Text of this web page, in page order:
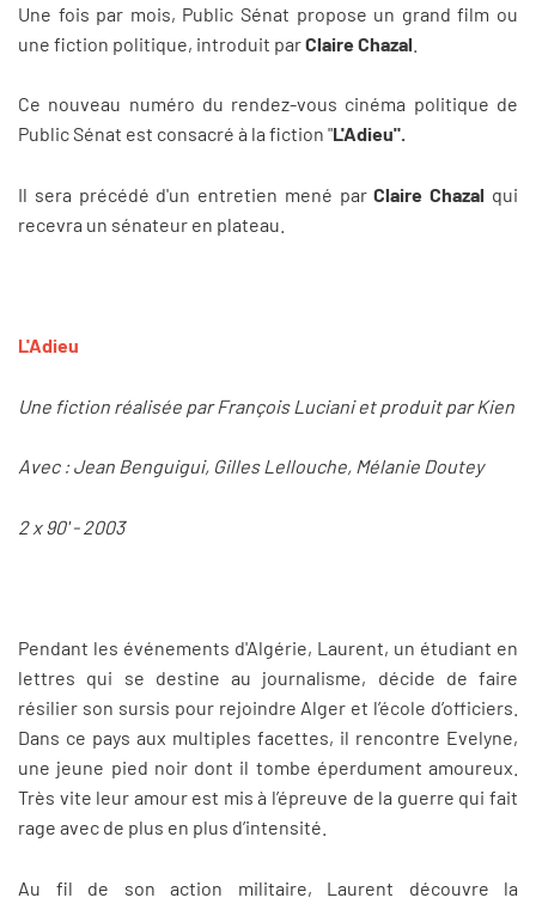
Une fois par mois, Public Sénat propose un grand film ou
une fiction politique, introduit parClaire Chazal
Ce nouveau numéro du rendez-vous cinéma politique de
Public Sénat est consacré à la fiction "L'Adieu".
Il sera précédé d'un entretien mené parClaire Chazal qui
recevra un sénateur en plateau.
L'Adieu
Une fiction réalisée par François Luciani et produit par Kien
Avec : Jean Benguigui, Gilles Lellouche, Mélanie Doutey
2 x 90' - 2003
Pendant les événements d'Algérie, Laurent, un étudiant en
lettres qui se destine au journalisme, décide de faire
résilier son sursis pour rejoindre Alger et l’école d’officiers.
Dans ce pays aux multiples facettes, il rencontre Evelyne,
une jeune pied noir dont il tombe éperdument amoureux.
Très vite leur amour est mis à l’épreuve de la guerre qui fait
rage avec de plus en plus d’intensité.
Au fil de son action militaire, Laurent découvre la